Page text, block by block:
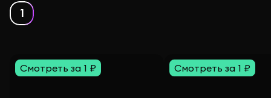
1
Смотреть за 1 ₽ Смотреть за 1 ₽